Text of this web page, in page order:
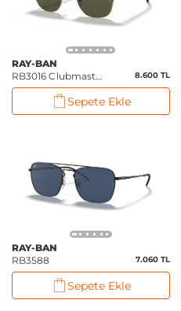
RAY-BAN
RB3016 Clubmaster
Classic
8.600 TL
Sepete Ekle
RAY-BAN
RB3588
7.060 TL
Sepete Ekle